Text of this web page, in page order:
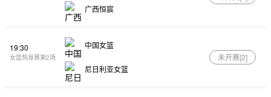
广西恒宸
19:30
女篮热身赛第2场
中国女篮
尼日利亚女篮
未开赛[2]